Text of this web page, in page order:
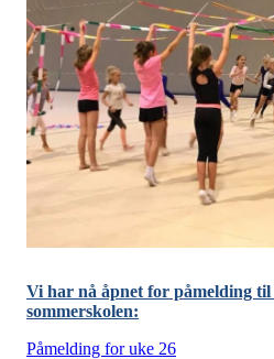
Vi har nå åpnet for påmelding til
sommerskolen:
Påmelding for uke 26